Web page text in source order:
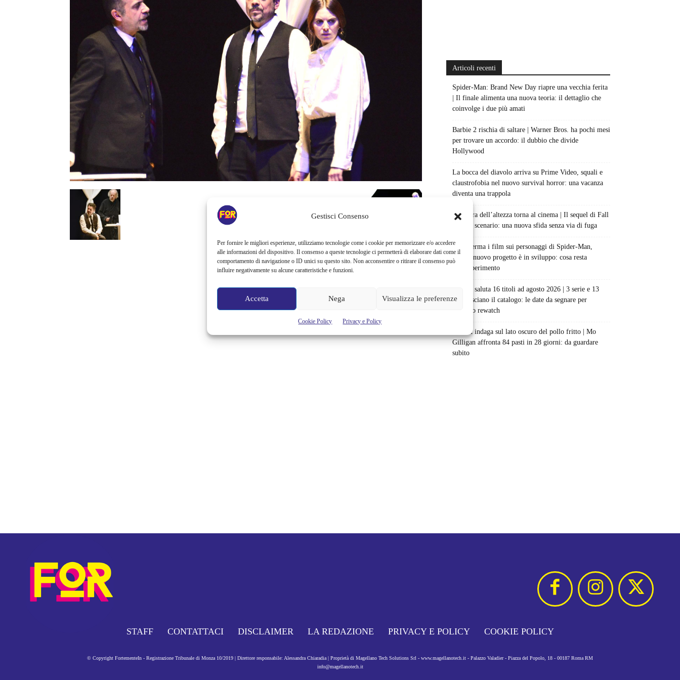
Gestisci Consenso
Per fornire le migliori esperienze, utilizziamo tecnologie come i cookie per memorizzare e/o accedere
alle informazioni del dispositivo. Il consenso a queste tecnologie ci permetterà di elaborare dati come il
comportamento di navigazione o ID unici su questo sito. Non acconsentire o ritirare il consenso può
influire negativamente su alcune caratteristiche e funzioni.
Accetta Nega Visualizza le preferenze
Cookie Policy Privacy e Policy
Articoli recenti
Spider-Man: Brand New Day riapre una vecchia ferita
| Il finale alimenta una nuova teoria: il dettaglio che
coinvolge i due più amati
Barbie 2 rischia di saltare | Warner Bros. ha pochi mesi
per trovare un accordo: il dubbio che divide
Hollywood
La bocca del diavolo arriva su Prime Video, squali e
claustrofobia nel nuovo survival horror: una vacanza
diventa una trappola
La paura dell’altezza torna al cinema | Il sequel di Fall
cambia scenario: una nuova sfida senza via di fuga
Sony ferma i film sui personaggi di Spider-Man,
nessun nuovo progetto è in sviluppo: cosa resta
dell’esperimento
Netflix saluta 16 titoli ad agosto 2026 | 3 serie e 13
film lasciano il catalogo: le date da segnare per
l’ultimo rewatch
Netflix indaga sul lato oscuro del pollo fritto | Mo
Gilligan affronta 84 pasti in 28 giorni: da guardare
subito
STAFF CONTATTACI DISCLAIMER LA REDAZIONE PRIVACY E POLICY COOKIE POLICY
© Copyright FortementeIn - Registrazione Tribunale di Monza 10/2019 | Direttore responsabile: Alessandra Chiaradia | Proprietà di Magellano Tech Solutions Srl - www.magellanotech.it - Palazzo Valadier - Piazza del Popolo, 18 - 00187 Roma RM
info@magellanotech.it